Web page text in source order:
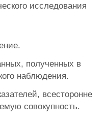
исследования
полученных в
наблюдения.
всесторонне
совокупность.